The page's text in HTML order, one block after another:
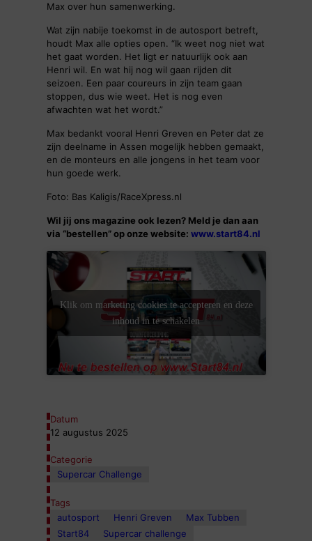
Max over hun samenwerking.
Wat zijn nabije toekomst in de autosport betreft,
houdt Max alle opties open. “Ik weet nog niet wat
het gaat worden. Het ligt er natuurlijk ook aan
Henri wil. En wat hij nog wil gaan rijden dit
seizoen. Een paar coureurs in zijn team gaan
stoppen, dus wie weet. Het is nog even
afwachten wat het wordt.”
Max bedankt vooral Henri Greven en Peter dat ze
zijn deelname in Assen mogelijk hebben gemaakt,
en de monteurs en alle jongens in het team voor
hun goede werk.
Foto: Bas Kaligis/RaceXpress.nl
Wil jij ons magazine ook lezen? Meld je dan aan
via “bestellen” op onze website: www.start84.nl
Klik om marketing cookies te accepteren en deze
inhoud in te schakelen
Datum
12 augustus 2025
Categorie
Supercar Challenge
Tags
autosport
Henri Greven
Max Tubben
Start84
Supercar challenge